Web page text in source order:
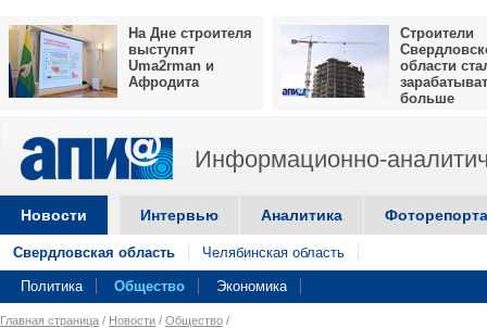
На Дне строителя
выступят
Uma2rman и
Афродита
Строители
области
больше
Информационно-
Новости Интервью Аналитика
Свердловская область Челябинская область
Политика Общество Экономика
Главная страница / Новости / Общество /